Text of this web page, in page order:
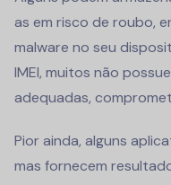
as em risco de roubo,
malware no seu
IMEI, muitos não
adequadas,
Pior ainda, alguns
mas fornecem